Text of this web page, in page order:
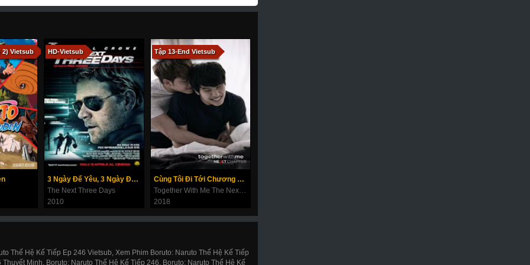
b 121-a 121-b 122-a 122-b
2) Vietsub HD-Vietsub
3 Ngày Để Yêu, 3 Ngày Để Chết
The Next Three Days
2010
Tập 13-End Vietsub
Cùng Tôi Đi Tới Chương Tiếp Theo
Together With Me The Next Chapter
2018
Thế Hệ Kế Tiếp Ep 246 Vietsub, Xem Phim Boruto: Naruto Thế Hệ Kế Tiếp
Minh, Boruto: Naruto Thế Hệ Kế Tiếp 246, Boruto: Naruto Thế Hệ Kế